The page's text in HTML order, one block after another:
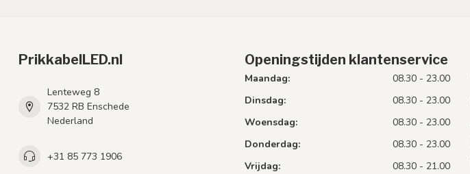
PrikkabelLED.nl
Lenteweg 8
7532 RB Enschede
Nederland
+31 85 773 1906
Openingstijden klantenservice
Maandag:
08.30 - 23.00
Dinsdag:
08.30 - 23.00
Woensdag:
08.30 - 23.00
Donderdag:
08.30 - 23.00
Vrijdag:
08.30 - 21.00